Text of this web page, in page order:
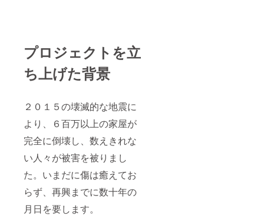
プロジェクトを立
ち上げた背景
２０１５の壊滅的な地震に
より、６百万以上の家屋が
完全に倒壊し、数えきれな
い人々が被害を被りまし
た。いまだに傷は癒えてお
らず、再興までに数十年の
月日を要します。